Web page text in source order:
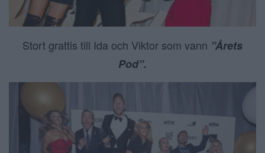
Stort grattis till Ida och Viktor som vann ”Årets
Pod”.